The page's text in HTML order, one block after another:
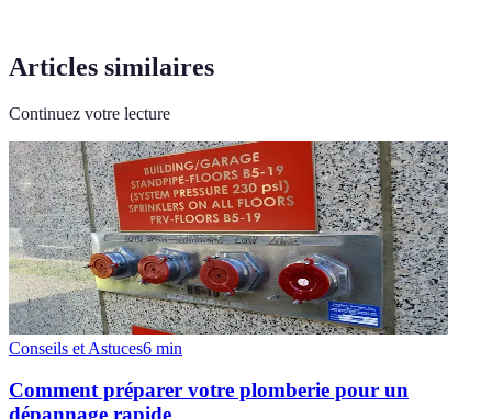
Articles similaires
Continuez votre lecture
Conseils et Astuces6 min
Comment préparer votre plomberie pour un